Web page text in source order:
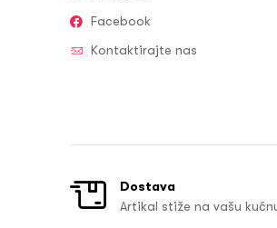
Facebook
Kontaktirajte nas
Dostava
Artikal stiže na vašu